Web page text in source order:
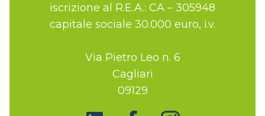
iscrizione al R.E.A.: CA – 305948
capitale sociale 30.000 euro, i.v.
Via Pietro Leo n. 6
Cagliari
09129